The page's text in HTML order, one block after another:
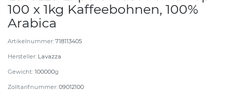
100 x 1kg Kaffeebohnen, 100%
Arabica
Artikelnummer: 718113405
Hersteller: Lavazza
Gewicht: 100000g
Zolltarifnummer: 09012100